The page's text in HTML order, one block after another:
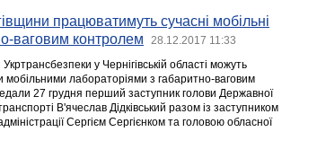
працюватимуть сучасні мобільні
ваговим контролем
28.12.2017 11:33
у Чернігівській області можуть
мобільними лабораторіями з габаритно-ваговим
27 грудня перший заступник голови Державної
В'ячеслав Дідківський разом із заступником
Сергієм Сергієнком та головою обласної